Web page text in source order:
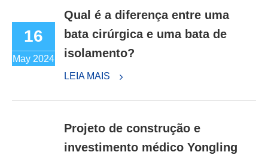
16
May 2024
Qual é a diferença entre uma
bata cirúrgica e uma bata de
isolamento?
LEIA MAIS
Projeto de construção e
investimento médico Yongling